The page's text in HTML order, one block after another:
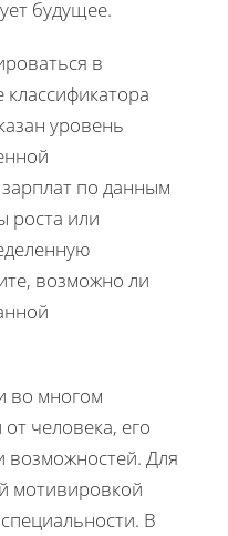
будущее.
в
уровень
по данным
роста или
возможно ли
во многом
человека, его
возможностей. Для
мотивировкой
В